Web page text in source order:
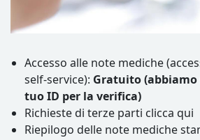
Accesso alle note mediche
self-service): Gratuito (abbiamo
tuo ID per la verifica)
Richieste di terze parti clicca qui
Riepilogo delle note mediche